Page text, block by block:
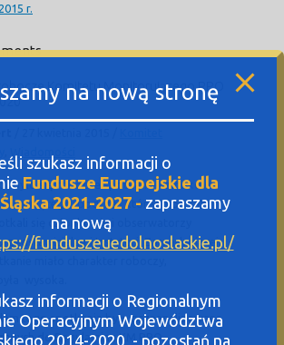
r.
Komitetu Monitorującego RPO
się robocze spotkanie członków
podczas którego po raz
się członkowie i obserwatorzy
Instytucji Zarządzającej.
tego spotkania było przeanalizowane
do Regulaminu KM RPO.
na nową stronę
szukasz informacji o
Fundusze Europejskie dla
2021-2027 - zapraszamy
na nową
funduszeuedolnoslaskie.pl/
informacji o Regionalnym
Operacyjnym Województwa
2014-2020 - pozostań na